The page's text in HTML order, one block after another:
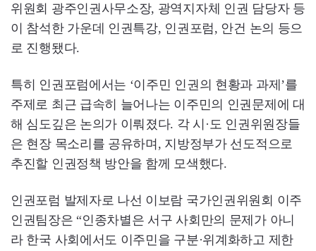
위원회 광주인권사무소장, 광역지자체 인권 담당자 등
이 참석한 가운데 인권특강, 인권포럼, 안건 논의 등으
로 진행됐다.
특히 인권포럼에서는 ‘이주민 인권의 현황과 과제’를
주제로 최근 급속히 늘어나는 이주민의 인권문제에 대
해 심도깊은 논의가 이뤄졌다. 각 시·도 인권위원장들
은 현장 목소리를 공유하며, 지방정부가 선도적으로
추진할 인권정책 방안을 함께 모색했다.
인권포럼 발제자로 나선 이보람 국가인권위원회 이주
인권팀장은 “인종차별은 서구 사회만의 문제가 아니
라 한국 사회에서도 이주민을 구분·위계화하고 제한